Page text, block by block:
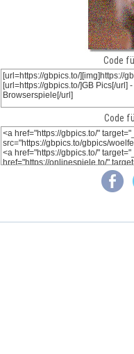
Code
Code